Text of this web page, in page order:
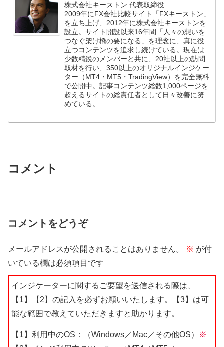
株式会社キーストン 代表取締役
2009年にFX会社比較サイト「FXキーストン」
を立ち上げ、2012年に株式会社キーストンを
設立。サイト開設以来16年間「人々の想いを
つなぐ架け橋の要になる」を理念に、真に役
立つコンテンツを追求し続けている。現在は
少数精鋭のメンバーと共に、20社以上の訪問
取材を行い、350以上のオリジナルインジケー
ター（MT4・MT5・TradingView）を完全無料
で公開中。記事コンテンツ総数1,000ページを
超えるサイトの総責任者として日々改善に努
めている。
コメント
コメントをどうぞ
メールアドレスが公開されることはありません。 ※ が付
いている欄は必須項目です
インジケーターに関するご要望を送信される際は、
【1】【2】の記入を必ずお願いいたします。【3】は可
能な範囲で教えていただきますと助かります。
【1】利用中のOS：（Windows／Mac／その他OS）
※